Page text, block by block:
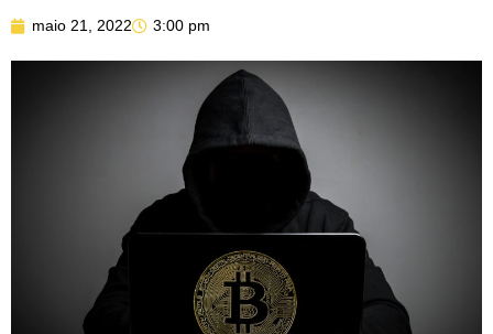
maio 21, 2022 3:00 pm